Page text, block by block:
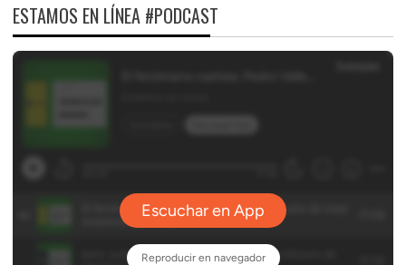
ESTAMOS EN LÍNEA #PODCAST